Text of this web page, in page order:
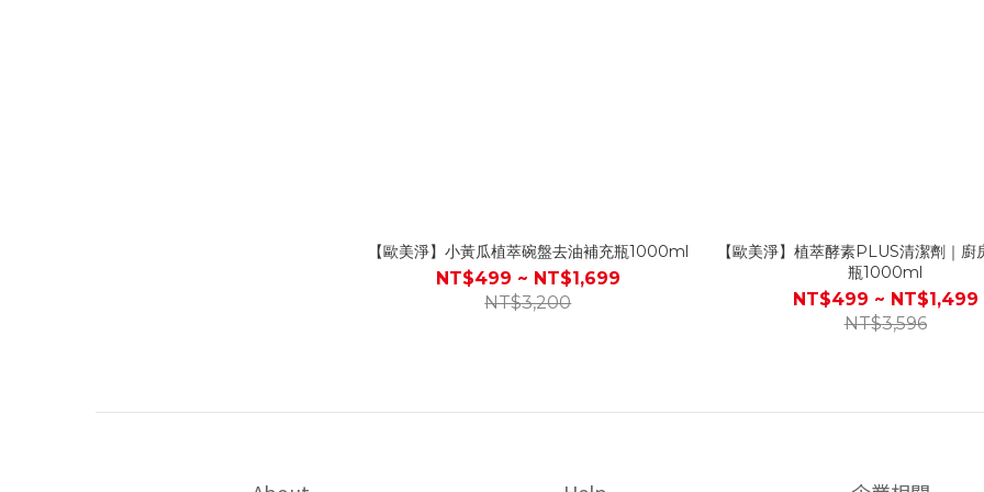
【歐美淨】小黃瓜植萃碗盤去油補充瓶1000ml
NT$499 ~ NT$1,699
NT$3,200
【歐美淨】植萃酵素PLUS清潔劑｜廚
瓶1000ml
NT$499 ~ NT$1,499
NT$3,596